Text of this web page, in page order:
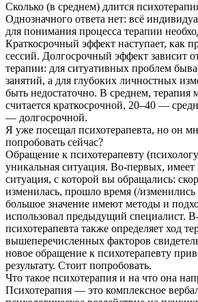
Сколько (в среднем) длится
Однозначного ответа нет: всё
для понимания процесса терапии
Краткосрочный эффект наступает, как
сессий. Долгосрочный эффект зависит
терапии: для ситуативных проблем
занятий, а для глубоких личностных
быть недостаточно. В среднем, терапия
считается краткосрочной, 20–40 —
— долгосрочной.
Я уже посещал психотерапевта, но он
попробовать сейчас?
Обращение к психотерапевту
уникальная ситуация. Во-первых, имеет
ситуация, с которой вы обращались:
изменилась, прошло время (/
большое значение имеют методы и
использовал предыдущий специалист.
психотерапевта также определяет ход
вышеперечисленных факторов
новое обращение к психотерапевту
результату. Стоит попробовать.
Что такое психотерапия и на что она
Психотерапия — это комплексное